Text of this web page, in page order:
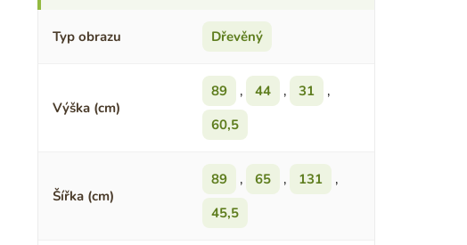
Typ obrazu Dřevěný
Výška (cm)
89 , 44 , 31
,
60,5
Šířka (cm)
89 , 65 , 131
,
45,5